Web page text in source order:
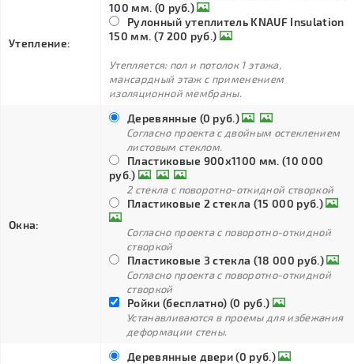
Утепление:
100 мм. (0 руб.)
Рулонный утеплитель KNAUF Insulation
150 мм. (7 200 руб.)
Утепляется: пол и потолок 1 этажа,
мансардный этаж с применением
изоляционной мембраны.
Окна:
Деревянные (0 руб.)
Согласно проекта с двойным остеклением
листовым стеклом.
Пластиковые 900х1100 мм. (10 000
руб.)
2 стекла с поворотно-откидной створкой
Пластиковые 2 стекла (15 000 руб.)
Согласно проекта с поворотно-откидной
створкой
Пластиковые 3 стекла (18 000 руб.)
Согласно проекта с поворотно-откидной
створкой
Ройки (бесплатно) (0 руб.)
Устанавливаются в проемы для избежания
деформации стены.
Деревянные двери (0 руб.)